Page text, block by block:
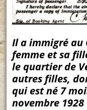
Il a immigré au
femme et sa
le quartier de
autres filles,
qui est né 7
novembre 1928